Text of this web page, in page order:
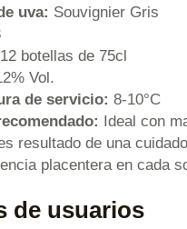
uva: Souvignier Gris
12 botellas de 75cl
Vol.
de servicio: 8-10°C
Ideal con
resultado de una
placentera en cada
de usuarios